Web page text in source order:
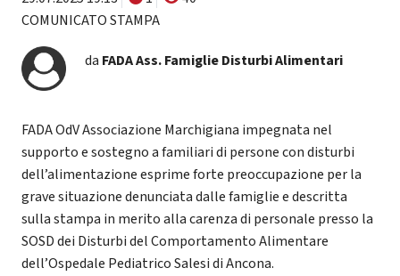
COMUNICATO STAMPA
da FADA Ass. Famiglie Disturbi Alimentari
FADA OdV Associazione Marchigiana impegnata nel
supporto e sostegno a familiari di persone con disturbi
dell’alimentazione esprime forte preoccupazione per la
grave situazione denunciata dalle famiglie e descritta
sulla stampa in merito alla carenza di personale presso la
SOSD dei Disturbi del Comportamento Alimentare
dell’Ospedale Pediatrico Salesi di Ancona.